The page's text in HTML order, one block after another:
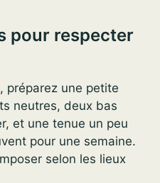
pour respecter
préparez une petite
neutres, deux bas
et une tenue un peu
pour une semaine.
selon les lieux